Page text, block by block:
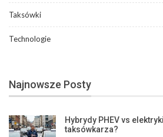
Taksówki
Technologie
Najnowsze Posty
Hybrydy PHEV vs
taksówkarza?